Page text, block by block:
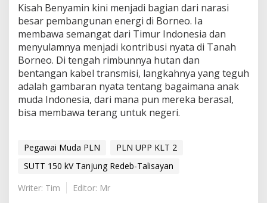
Kisah Benyamin kini menjadi bagian dari narasi
besar pembangunan energi di Borneo. Ia
membawa semangat dari Timur Indonesia dan
menyulamnya menjadi kontribusi nyata di Tanah
Borneo. Di tengah rimbunnya hutan dan
bentangan kabel transmisi, langkahnya yang teguh
adalah gambaran nyata tentang bagaimana anak
muda Indonesia, dari mana pun mereka berasal,
bisa membawa terang untuk negeri.
Pegawai Muda PLN
PLN UPP KLT 2
SUTT 150 kV Tanjung Redeb-Talisayan
Writer: Tim
Editor: Mr